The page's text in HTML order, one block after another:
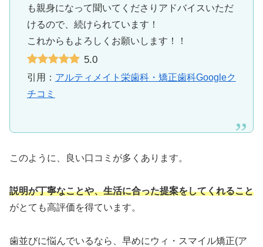
も親身になって聞いてくださりアドバイスいただ
けるので、続けられています！
これからもよろしくお願いします！！
5.0
引用： アルティメイト栄歯科・矯正歯科Googleク
チコミ
このように、良い口コミが多くあります。
説明が丁寧なことや、生活に合った提案をしてくれること
がとても高評価を得ています。
歯並びに悩んでいるなら、早めにウィ・スマイル矯正(ア